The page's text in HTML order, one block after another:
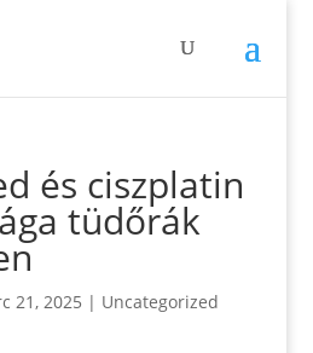
és ciszplatin
tüdőrák
21, 2025 | Uncategorized